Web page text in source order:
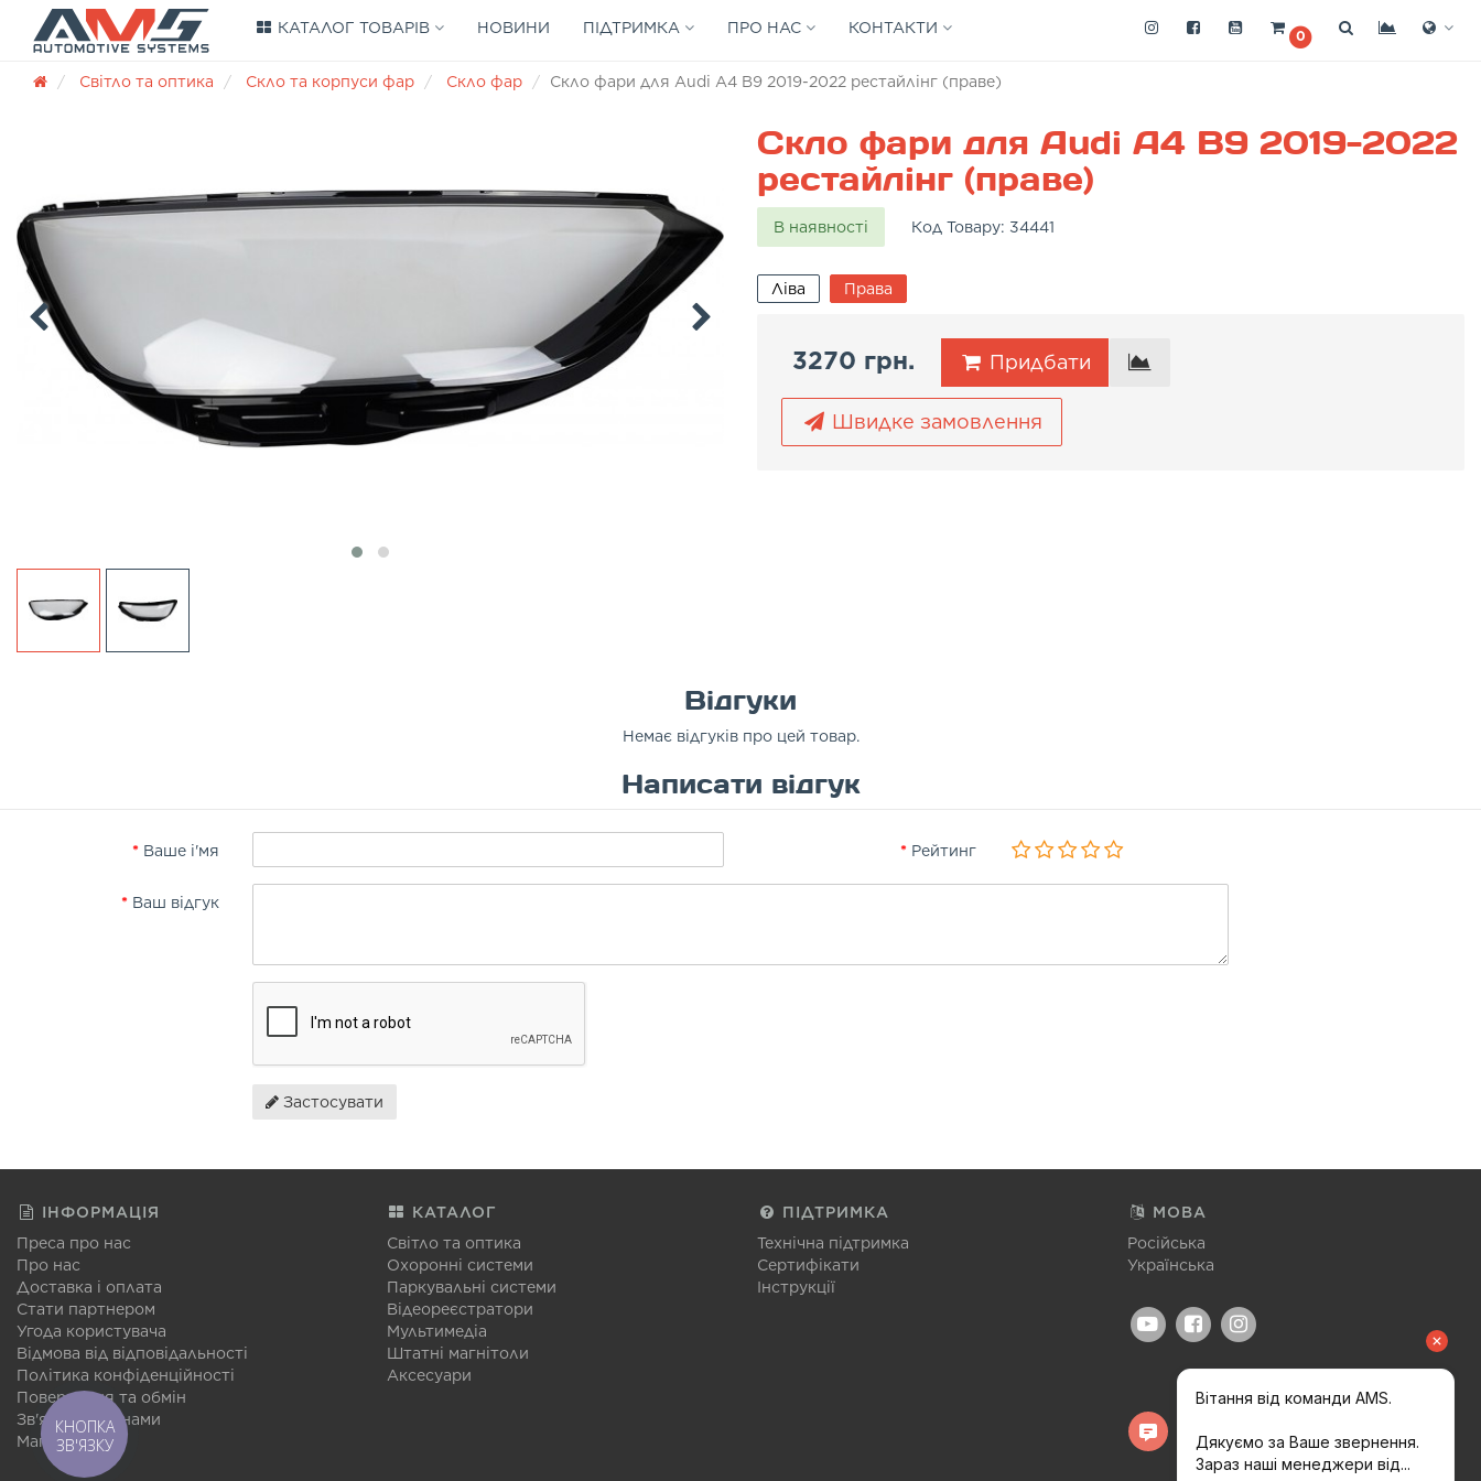
КАТАЛОГ ТОВАРІВ НОВИНИ ПІДТРИМКА ПРО НАС КОНТАКТИ 0
Світло та оптика Скло та корпуси фар Скло фар Скло фари для Audi A4 B9 2019-2022 рестайлінг (праве)
Скло фари для Audi A4 B9 2019-2022
рестайлінг (праве)
В наявності Код Товару: 34441
Ліва Права
3270 грн. Придбати
Швидке замовлення
Відгуки
Немає відгуків про цей товар.
Написати відгук
Ваше і'мя Рейтинг
Ваш відгук
Застосувати
ІНФОРМАЦІЯ
Преса про нас
Про нас
Доставка і оплата
Стати партнером
Угода користувача
Відмова від відповідальності
Політика конфіденційності
Повернення та обмін
Зв'язатися з нами
Мапа сайту
КАТАЛОГ
Світло та оптика
Охоронні системи
Паркувальні системи
Відеореєстратори
Мультимедіа
Штатні магнітоли
Аксесуари
ПІДТРИМКА
Технічна підтримка
Сертифікати
Інструкції
МОВА
Російська
Українська
КНОПКА
ЗВ'ЯЗКУ